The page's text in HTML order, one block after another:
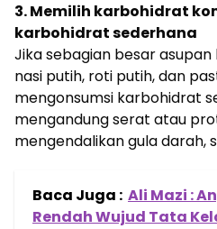
3. Memilih karbohidrat
karbohidrat sederhana
Jika sebagian besar
nasi putih, roti putih, dan
mengonsumsi karbohidrat
mengandung serat atau
mengendalikan gula darah,
Baca Juga : Ali Mazi :
Rendah Wujud Tata